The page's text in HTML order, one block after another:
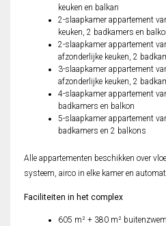
keuken en balkan
2-slaapkamer appartement
keuken, 2 badkamers en
2-slaapkamer appartement
afzonderlijke keuken, 2
3-slaapkamer appartement
afzonderlijke keuken, 2
4-slaapkamer appartement
badkamers en balkon
5-slaapkamer appartement
badkamers en 2 balkons
Alle appartementen beschikken over
systeem, airco in elke kamer en
Faciliteiten in het complex
605 m² + 380 m²